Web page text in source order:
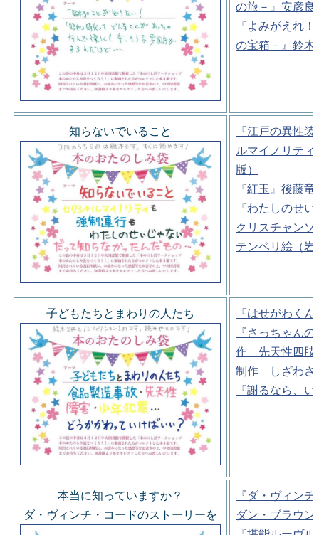
の旅－』安彦
『よみがえれ
の宝箱－』鈴
知らないでいること
『江戸の異性
ルマイノリテ
版）
『紅玉』後藤
『わたしのせ
クリスチャン
テンベリ絵（岩
子どもたちとまわりの人たち
『はせがわく
『さっちゃん
作 先天性四肢
制作 しざわさ
『謝るなら、
本当に知っていますか？
ダ・ヴィンチ・コードのストーリーを
『ダ・ヴィン
ダン・ブラウ